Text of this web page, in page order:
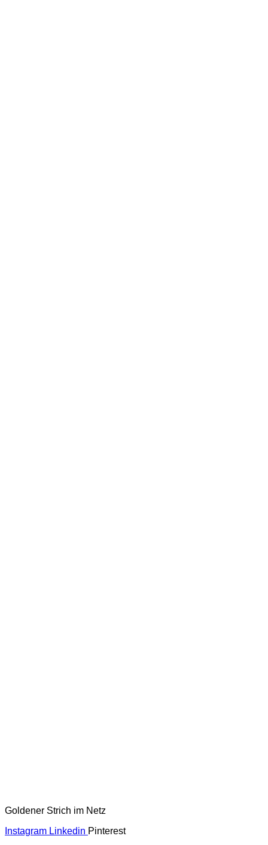
Goldener Strich im Netz
Instagram Linkedin Pinterest